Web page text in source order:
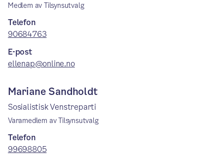
Medlem av Tilsynsutvalg
Telefon
90684763
E-post
ellenap@online.no
Mariane Sandholdt
Sosialistisk Venstreparti
Varamedlem av Tilsynsutvalg
Telefon
99698805